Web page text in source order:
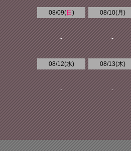
08/09(日 )
-
08/10(月 )
-
08/12(水)
-
08/13(木)
-